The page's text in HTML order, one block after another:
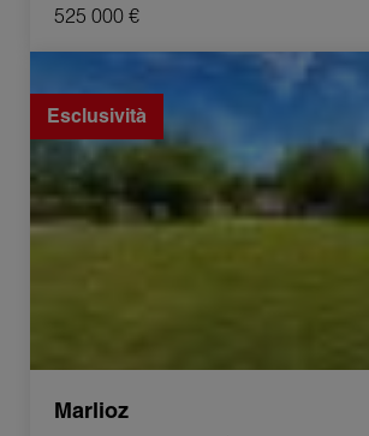
525 000 €
Vendita Terreno edificabile Marlioz 759 m²
Esclusività
Marlioz